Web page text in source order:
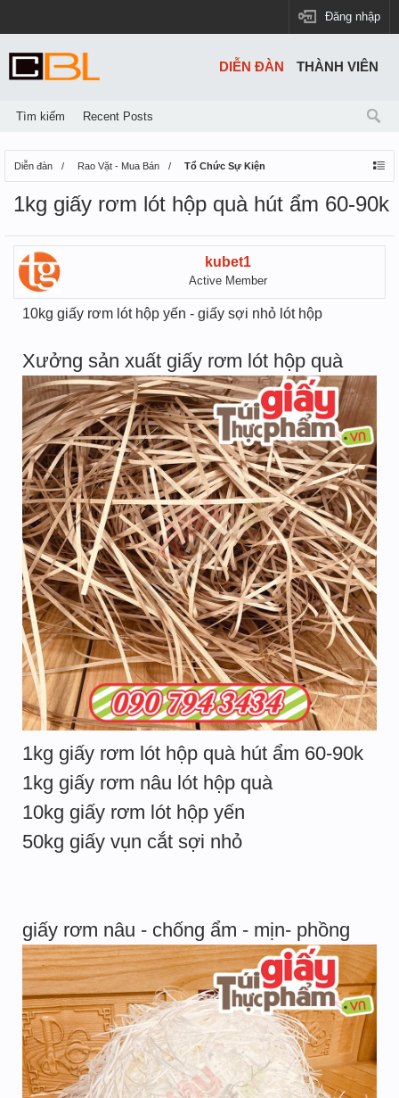
Đăng nhập
Diễn đàn Rao Vặt - Mua Bán Tổ Chức Sự Kiện
1kg giấy rơm lót hộp quà hút ẩm 60-90k
kubet1
Active Member
10kg giấy rơm lót hộp yến - giấy sợi nhỏ lót hộp
Xưởng sản xuất giấy rơm lót hộp quà
1kg giấy rơm lót hộp quà hút ẩm 60-90k
1kg giấy rơm nâu lót hộp quà
10kg giấy rơm lót hộp yến
50kg giấy vụn cắt sợi nhỏ
giấy rơm nâu - chống ẩm - mịn- phồng
DIỄN ĐÀN
Tìm kiếm Recent Posts
THÀNH VIÊN